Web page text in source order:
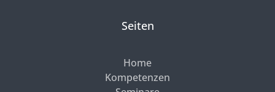
Seiten
Home
Kompetenzen